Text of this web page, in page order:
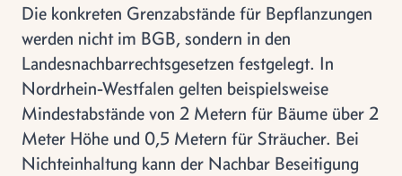
Die konkreten Grenzabstände für Bepflanzungen
werden nicht im BGB, sondern in den
Landesnachbarrechtsgesetzen festgelegt. In
Nordrhein-Westfalen gelten beispielsweise
Mindestabstände von 2 Metern für Bäume über 2
Meter Höhe und 0,5 Metern für Sträucher. Bei
Nichteinhaltung kann der Nachbar Beseitigung